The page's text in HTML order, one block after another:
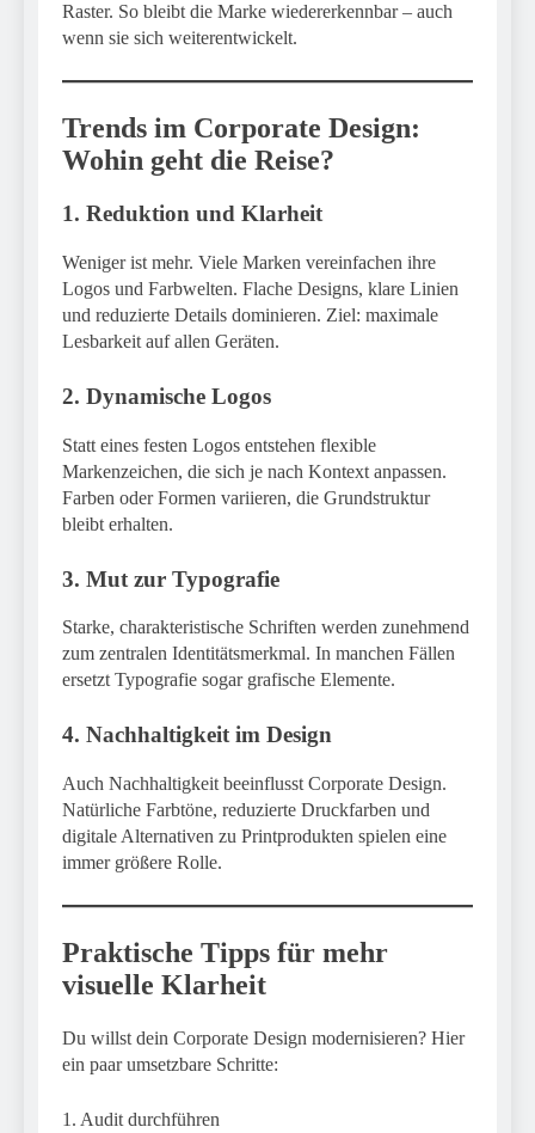
Raster. So bleibt die Marke wiedererkennbar – auch
wenn sie sich weiterentwickelt.
Trends im Corporate Design:
Wohin geht die Reise?
1. Reduktion und Klarheit
Weniger ist mehr. Viele Marken vereinfachen ihre
Logos und Farbwelten. Flache Designs, klare Linien
und reduzierte Details dominieren. Ziel: maximale
Lesbarkeit auf allen Geräten.
2. Dynamische Logos
Statt eines festen Logos entstehen flexible
Markenzeichen, die sich je nach Kontext anpassen.
Farben oder Formen variieren, die Grundstruktur
bleibt erhalten.
3. Mut zur Typografie
Starke, charakteristische Schriften werden zunehmend
zum zentralen Identitätsmerkmal. In manchen Fällen
ersetzt Typografie sogar grafische Elemente.
4. Nachhaltigkeit im Design
Auch Nachhaltigkeit beeinflusst Corporate Design.
Natürliche Farbtöne, reduzierte Druckfarben und
digitale Alternativen zu Printprodukten spielen eine
immer größere Rolle.
Praktische Tipps für mehr
visuelle Klarheit
Du willst dein Corporate Design modernisieren? Hier
ein paar umsetzbare Schritte:
1. Audit durchführen